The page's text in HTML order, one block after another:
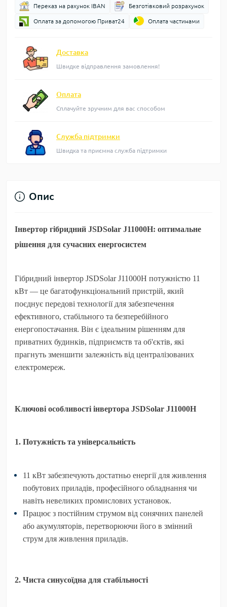
Переказ на рахунок IBAN Безготівковий розрахунок
Оплата за допомогою Приват24 Оплата частинами
Доставка
Швидке відправлення замовлення!
Оплата
Сплачуйте зручним для вас способом
Служба підтримки
Швидка та приємна служба підтримки
Опис
Інвертор гібридний JSDSolar J11000H: оптимальне
рішення для сучасних енергосистем
Гібридний інвертор JSDSolar J11000H потужністю 11
кВт — це багатофункціональний пристрій, який
поєднує передові технології для забезпечення
ефективного, стабільного та безперебійного
енергопостачання. Він є ідеальним рішенням для
приватних будинків, підприємств та об'єктів, які
прагнуть зменшити залежність від централізованих
електромереж.
Ключові особливості інвертора JSDSolar J11000H
1. Потужність та універсальність
11 кВт забезпечують достатньо енергії для живлення
побутових приладів, професійного обладнання чи
навіть невеликих промислових установок.
Працює з постійним струмом від сонячних панелей
або акумуляторів, перетворюючи його в змінний
струм для живлення приладів.
2. Чиста синусоїдна для стабільності